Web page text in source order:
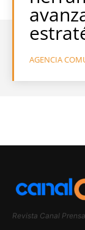
AGENCIA
Revista Canal Prensa